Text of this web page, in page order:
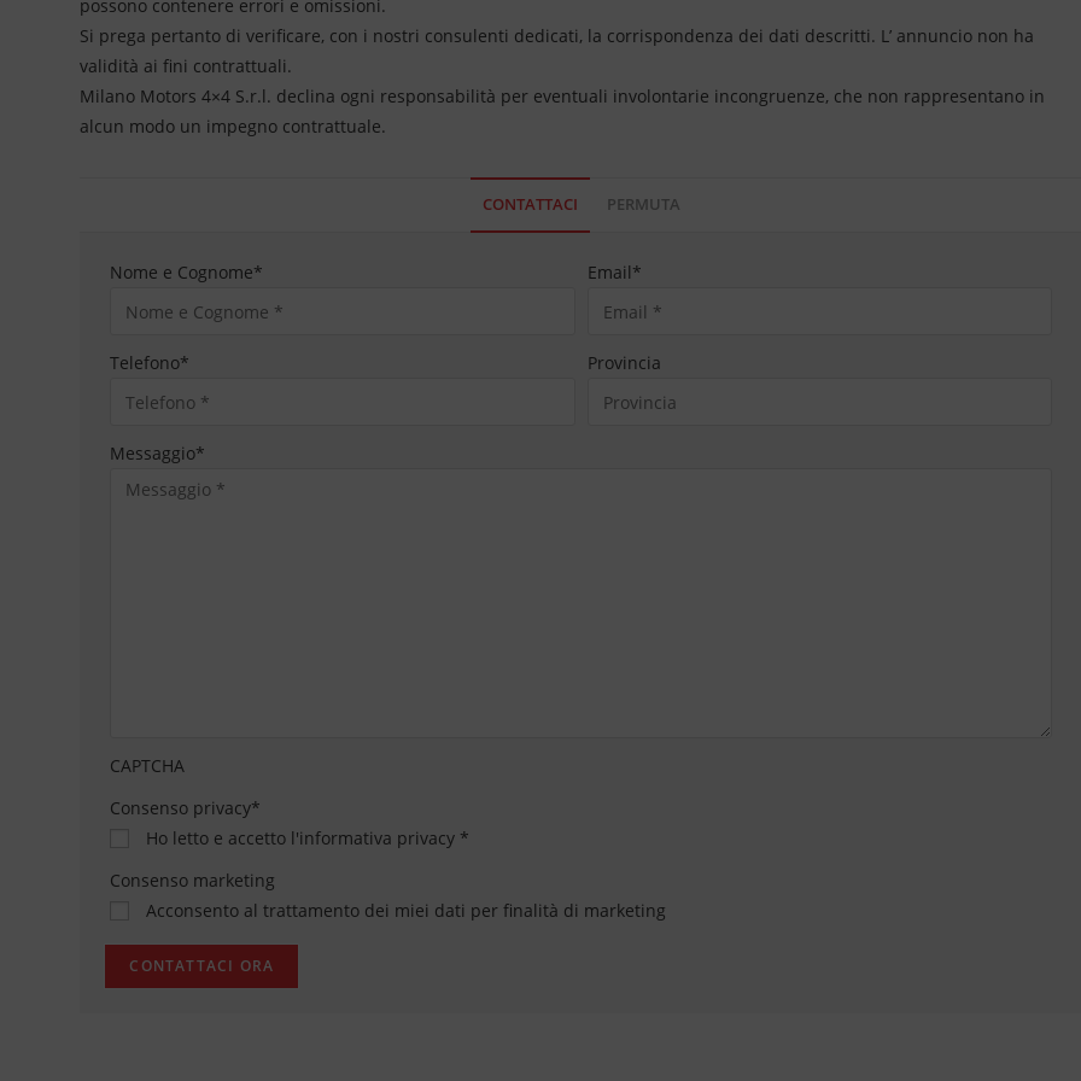
possono contenere errori e omissioni.
Si prega pertanto di verificare, con i nostri consulenti dedicati, la corrispondenza dei dati descritti. L’ annuncio non ha
validità ai fini contrattuali.
Milano Motors 4×4 S.r.l. declina ogni responsabilità per eventuali involontarie incongruenze, che non rappresentano in
alcun modo un impegno contrattuale.
CONTATTACI PERMUTA
Nome e Cognome* Email*
Telefono* Provincia
Messaggio*
CAPTCHA
Consenso privacy*
Ho letto e accetto l'informativa privacy *
Consenso marketing
Acconsento al trattamento dei miei dati per finalità di marketing